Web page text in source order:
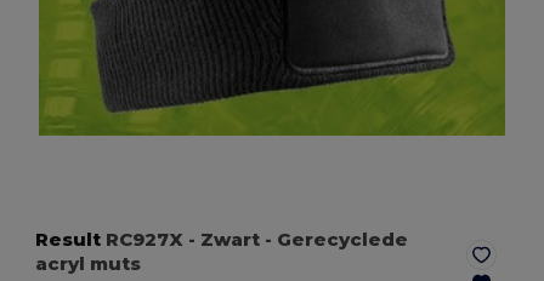
Result RC927X - Zwart - Gerecyclede
acryl muts